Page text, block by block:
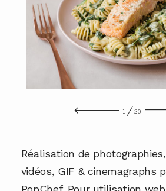
1 20
Réalisation de
vidéos, GIF & cinemagraphs
A PROPOS
CONTACT